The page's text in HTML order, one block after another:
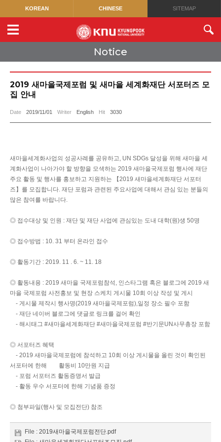
KOREAN CHINESE SITEMAP
Notice
2019 새마을국제포럼 및 새마을 세계화재단 서포터즈 모
집 안내
Date 2019/11/01 Writer English Hit 3030
새마을세계화사업의 성공사례를 공유하고, UN SDGs 달성을 위해 새마을 세
계화사업이 나아가야 할 방향을 모색하는 2019 새마을국제포럼 행사에 재단
주요 활동 및 행사를 홍보하고 지원하는 【2019 새마을세계화재단 서포터
즈】를 모집합니다. 재단 포럼과 관련된 주요사업에 대해서 관심 있는 분들의
많은 참여를 바랍니다.
◎ 접수대상 및 인원 : 재단 및 재단 사업에 관심있는 도내 대학(원)생 50명
◎ 접수방법 : 10. 31 부터 온라인 접수
◎ 활동기간 : 2019. 11 . 6. ~ 11. 18
◎ 활동내용 : 2019 새마을 국제포럼참석, 인스타그램 혹은 블로그에 2019 새
마을 국제포럼 사전홍보 및 현장 스케치 게시물 10회 이상 작성 및 게시
- 게시물 제작시 행사명(2019 새마을국제포럼),일정 장소 필수 포함
- 재단 네이버 블로그에 댓글로 링크를 걸어 확인
- 해시태그 #새마을세계화재단 #새마을국제포럼 #반기문UN사무총장 포함
◎ 서포터즈 혜택
- 2019 새마을국제포럼에 참석하고 10회 이상 게시물을 올린 것이 확인된
서포터에 한해 활동비 10만원 지급
- 포럼 서포터즈 활동증명서 발급
- 활동 우수 서포터에 한해 기념품 증정
◎ 첨부파일(행사 및 모집전단) 참조
File : 2019새마을국제포럼전단.pdf